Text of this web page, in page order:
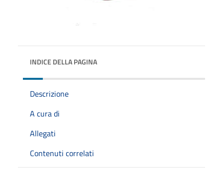
INDICE DELLA PAGINA
Descrizione
A cura di
Allegati
Contenuti correlati